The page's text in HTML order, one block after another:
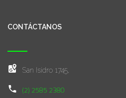
CONTÁCTANOS
San Isidro 1745,
(2) 2585 2380